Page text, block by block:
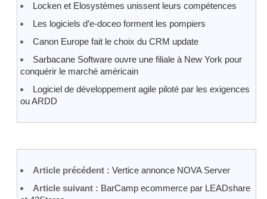
Locken et Elosystèmes unissent leurs compétences
Les logiciels d’e-doceo forment les pompiers
Canon Europe fait le choix du CRM update
Sarbacane Software ouvre une filiale à New York pour
conquérir le marché américain
Logiciel de développement agile piloté par les exigences
ou ARDD
Article précédent : Vertice annonce NOVA Server
Article suivant : BarCamp ecommerce par LEADshare